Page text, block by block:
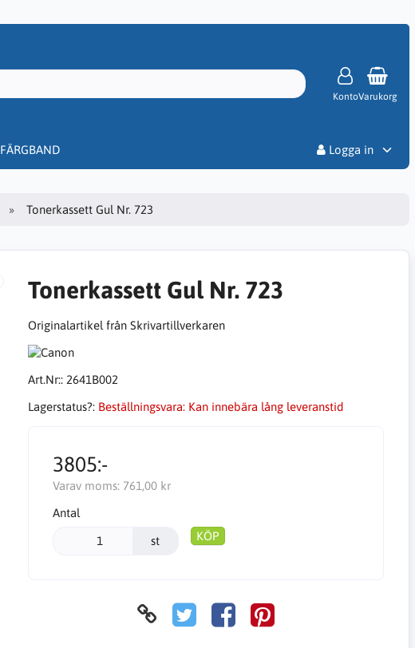
KontoVarukorg
FÄRGBAND
Logga in
Tonerkassett Gul Nr. 723
Tonerkassett Gul Nr. 723
Originalartikel från Skrivartillverkaren
Art.Nr:: 2641B002
Lagerstatus?: Beställningsvara: Kan innebära lång leveranstid
3805:-
Varav moms: 761,00 kr
Antal
st KÖP